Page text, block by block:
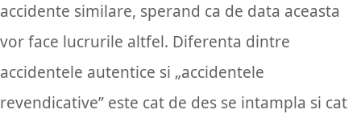
accidente similare, sperand ca de data aceasta
vor face lucrurile altfel. Diferenta dintre
accidentele autentice si „accidentele
revendicative” este cat de des se intampla si cat